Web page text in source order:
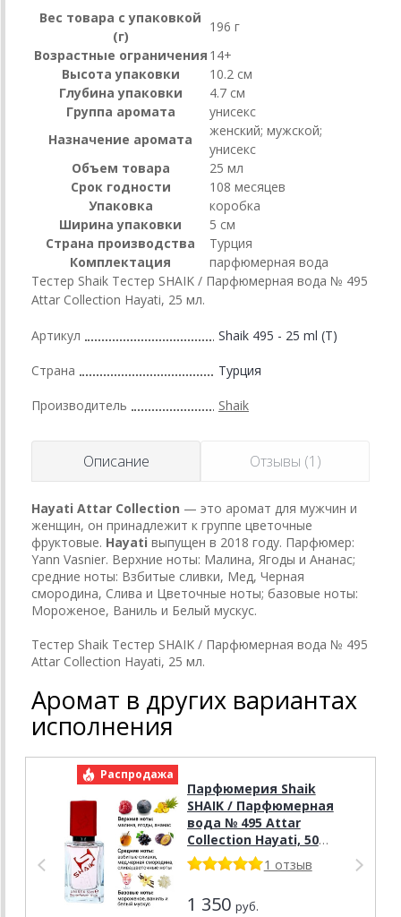
Вес товара с упаковкой
(г)
196 г
Возрастные ограничения 14+
Высота упаковки
10.2 см
Глубина упаковки
4.7 см
Группа аромата
унисекс
Назначение аромата
женский; мужской;
унисекс
Объем товара
25 мл
Срок годности
108 месяцев
Упаковка
коробка
Ширина упаковки
5 см
Страна производства
Турция
Комплектация
парфюмерная вода
Тестер Shaik Тестер SHAIK / Парфюмерная вода № 495
Attar Collection Hayati, 25 мл.
Артикул Shaik 495 - 25 ml (T)
Страна Турция
Производитель Shaik
Описание Отзывы (1)
Hayati Attar Collection — это аромат для мужчин и
женщин, он принадлежит к группе цветочные
фруктовые. Hayati выпущен в 2018 году. Парфюмер:
Yann Vasnier. Верхние ноты: Малина, Ягоды и Ананас;
средние ноты: Взбитые сливки, Мед, Черная
смородина, Слива и Цветочные ноты; базовые ноты:
Мороженое, Ваниль и Белый мускус.
Тестер Shaik Тестер SHAIK / Парфюмерная вода № 495
Attar Collection Hayati, 25 мл.
Аромат в других вариантах
исполнения
Распродажа
Парфюмерия Shaik
SHAIK / Парфюмерная
вода № 495 Attar
Collection Hayati, 50
мл.
1 отзыв
1 350 руб.